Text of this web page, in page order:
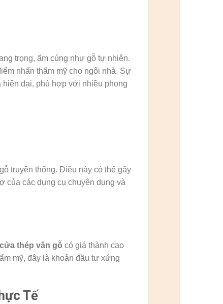
trọng, ấm cúng như gỗ tự nhiên.
nhấn thẩm mỹ cho ngôi nhà. Sự
đại, phù hợp với nhiều phong
truyền thống. Điều này có thể gây
của các dụng cụ chuyên dụng và
cửa thép vân gỗ có giá thành cao
mỹ, đây là khoản đầu tư xứng
Tế